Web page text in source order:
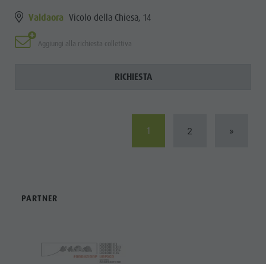
Valdaora Vicolo della Chiesa, 14
Aggiungi alla richiesta collettiva
RICHIESTA
1 2 »
PARTNER